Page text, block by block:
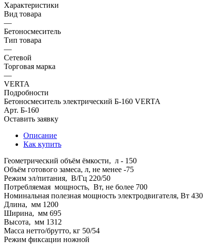
Характеристики
Вид товара
—
Бетоносмеситель
Тип товара
—
Сетевой
Торговая марка
—
VERTA
Подробности
Бетоносмеситель электрический Б-160 VERTA
Арт. Б-160
Оставить заявку
Описание
Как купить
Геометрический объём ёмкости, л - 150
Объём готового замеса, л, не менее -75
Режим эл/питания, В/Гц 220/50
Потребляемая мощность, Вт, не более 700
Номинальная полезная мощность электродвигателя, Вт 430
Длина, мм 1200
Ширина, мм 695
Высота, мм 1312
Масса нетто/брутто, кг 50/54
Режим фиксации ножной